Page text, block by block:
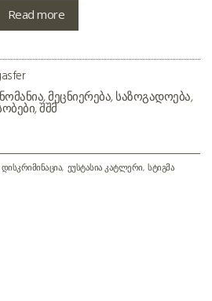
Read more
,მეცნიერება,საზოგადოება,
,შშმ
დისკრიმინაცია ეუსტასია კატლერი სტიგმა